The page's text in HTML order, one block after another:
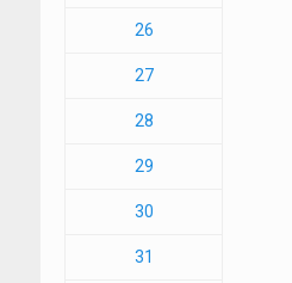
26
27
28
29
30
31